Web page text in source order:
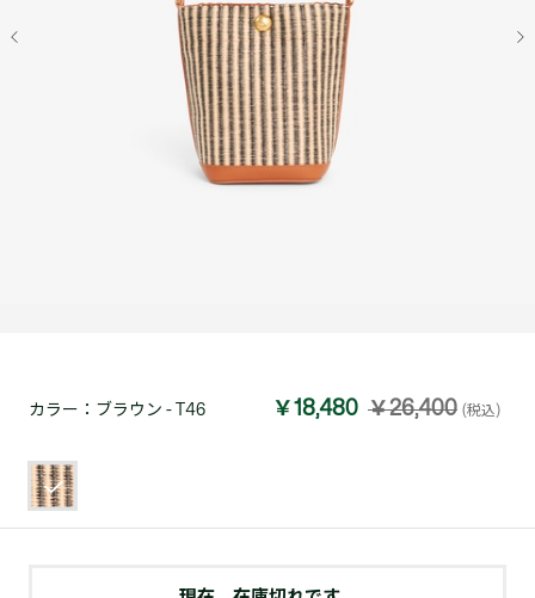
カラー： ブラウン - T46 ￥18,480 ￥26,400 (税込)